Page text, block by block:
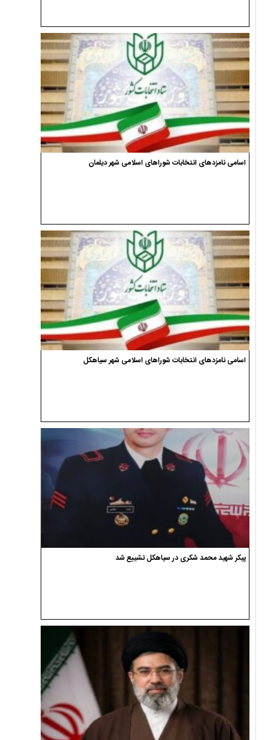
اسامی نامزدهای انتخابات شوراهای اسلامی شهر دیلمان
اسامی نامزدهای انتخابات شوراهای اسلامی شهر سیاهکل
پیکر شهید محمد شکری در سیاهکل تشییع شد